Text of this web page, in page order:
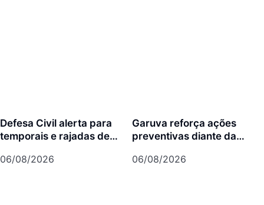
Defesa Civil alerta para
temporais e rajadas de
Joinville
06/08/2026
Garuva reforça ações
preventivas diante da
Niño
06/08/2026